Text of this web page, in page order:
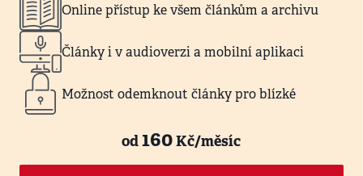
Online přístup ke všem článkům a archivu
Články i v audioverzi a mobilní aplikaci
Možnost odemknout články pro blízké
od160Kč/měsíc